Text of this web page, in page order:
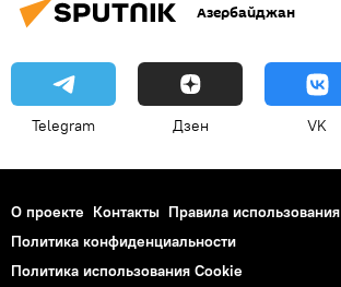
Азербайджан
Telegram Дзен VK
О проекте Контакты Правила использования
Политика конфиденциальности
Политика использования Cookie